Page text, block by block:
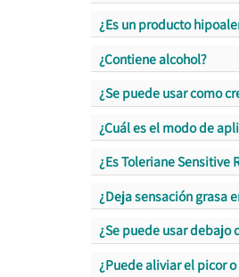
¿Es un producto
¿Contiene alcohol?
¿Se puede usar como
¿Cuál es el modo de
¿Es Toleriane Sensitive
¿Deja sensación grasa
¿Se puede usar debajo
¿Puede aliviar el picor